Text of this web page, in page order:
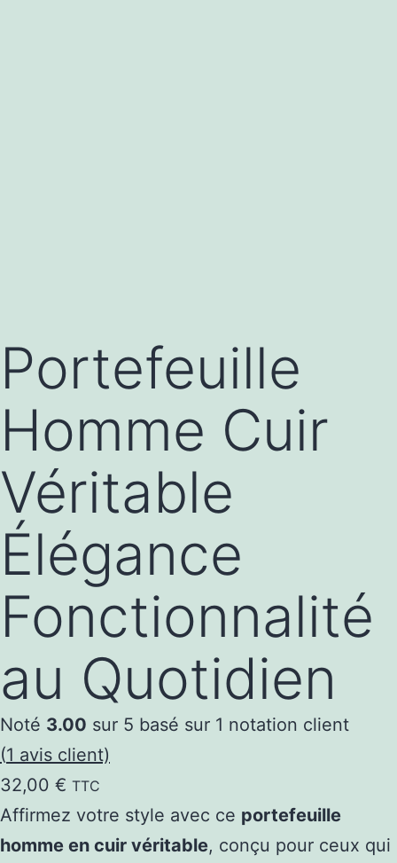
Portefeuille
Homme Cuir
Véritable
Élégance
Fonctionnalité
au Quotidien
Noté 3.00 sur 5 basé sur 1 notation client
(1 avis client)
32,00 € TTC
Affirmez votre style avec ce portefeuille
homme en cuir véritable, conçu pour ceux qui